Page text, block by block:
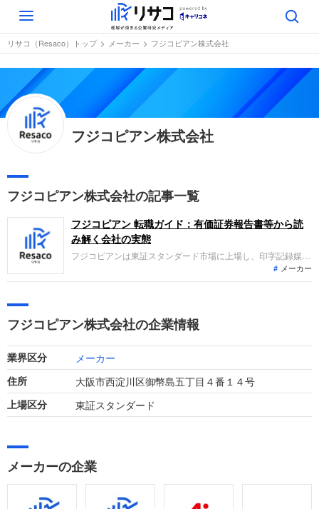
Toggle
navigation
リサコ（Resaco）トップ メーカー フジコピアン株式会社
フジコピアン株式会社
フジコピアン株式会社の記事一覧
フジコピアン 転職ガイド：有価証券報告書等から読
み解く会社の実態
フジコピアンは東証スタンダード市場に上場し、印字記録媒体
や事務用消耗品、プラスチック成形品の製造販売を展開してい
ます。直近の業績は、主力製品の販売減や原材料価格の高止ま
います。
メーカー
フジコピアン株式会社の企業情報
業界区分 メーカー
住所 大阪市西淀川区御幣島五丁目４番１４号
上場区分 東証スタンダード
メーカーの企業